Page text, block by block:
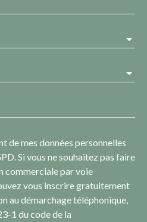
de mes données personnelles
Si vous ne souhaitez pas faire
commerciale par voie
vous inscrire gratuitement
au démarchage téléphonique,
1 du code de la